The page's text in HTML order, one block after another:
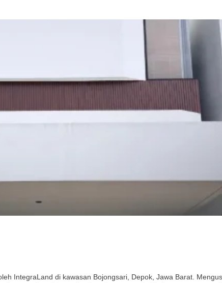
IntegraLand di kawasan Bojongsari, Depok, Jawa Barat.